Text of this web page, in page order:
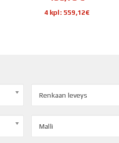
4 kpl: 559,12€
Renkaan leveys
Malli